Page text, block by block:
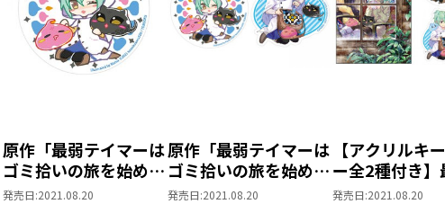
原作「最弱テイマーは
ゴミ拾いの旅を始めま
した。」スタンド付き
発売日:2021.08.20
原作「最弱テイマーは
ゴミ拾いの旅を始めま
した。」スタンド付き
発売日:2021.08.20
【アクリルキ
ー全2種付き】
イマーはゴミ拾
発売日:2021.08.20